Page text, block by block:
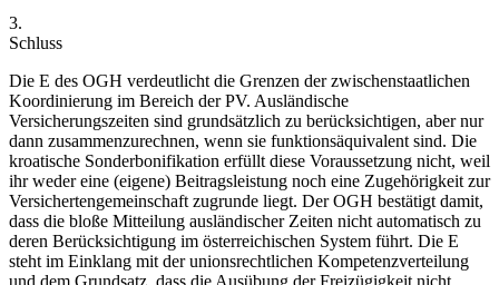
3.
Schluss
Die E des OGH verdeutlicht die Grenzen der zwischenstaatlichen
Koordinierung im Bereich der PV. Ausländische
Versicherungszeiten sind grundsätzlich zu berücksichtigen, aber nur
dann zusammenzurechnen, wenn sie funktionsäquivalent sind. Die
kroatische Sonderbonifikation erfüllt diese Voraussetzung nicht, weil
ihr weder eine (eigene) Beitragsleistung noch eine Zugehörigkeit zur
Versichertengemeinschaft zugrunde liegt. Der OGH bestätigt damit,
dass die bloße Mitteilung ausländischer Zeiten nicht automatisch zu
deren Berücksichtigung im österreichischen System führt. Die E
steht im Einklang mit der unionsrechtlichen Kompetenzverteilung
und dem Grundsatz, dass die Ausübung der Freizügigkeit nicht